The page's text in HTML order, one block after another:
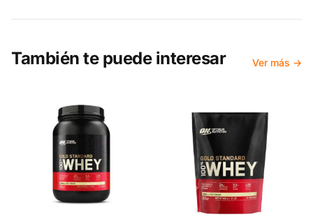
También te puede interesar Ver más →